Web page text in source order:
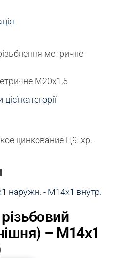
метричне
М20х1,5
категорії
цинкование Ц9. хр.
– М14х1